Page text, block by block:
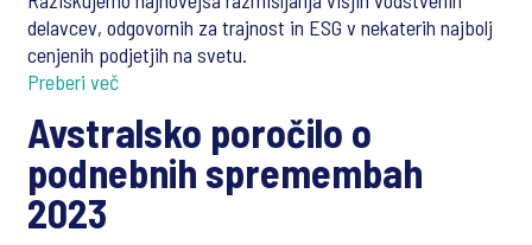
delavcev, odgovornih za trajnost in ESG v nekaterih najbolj
cenjenih podjetjih na svetu.
Preberi več
Avstralsko poročilo o
podnebnih spremembah
2023